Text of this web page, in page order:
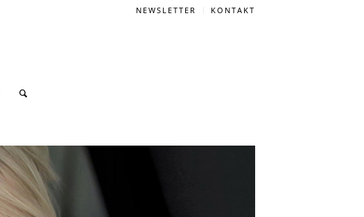
NEWSLETTER KONTAKT